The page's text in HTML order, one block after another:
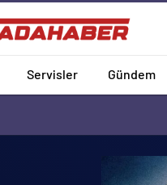
Servisler Gündem